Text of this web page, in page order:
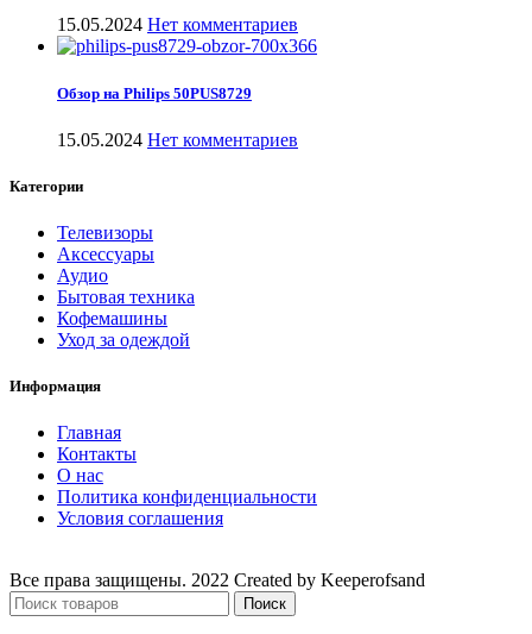
15.05.2024 Нет комментариев
Обзор на Philips 50PUS8729
15.05.2024 Нет комментариев
Категории
Телевизоры
Аксессуары
Аудио
Бытовая техника
Кофемашины
Уход за одеждой
Информация
Главная
Контакты
О нас
Политика конфиденциальности
Условия соглашения
Все права защищены. 2022 Created by Keeperofsand
Поиск